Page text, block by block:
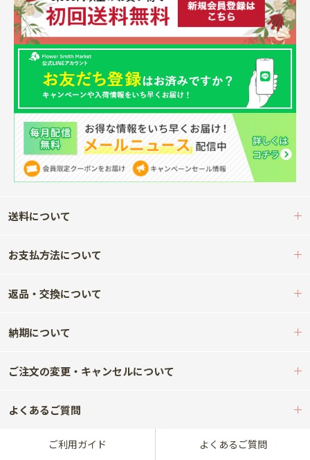
送料について
お支払方法について
返品・交換について
納期について
ご注文の変更・キャンセルについて
よくあるご質問
ご利用ガイド よくあるご質問